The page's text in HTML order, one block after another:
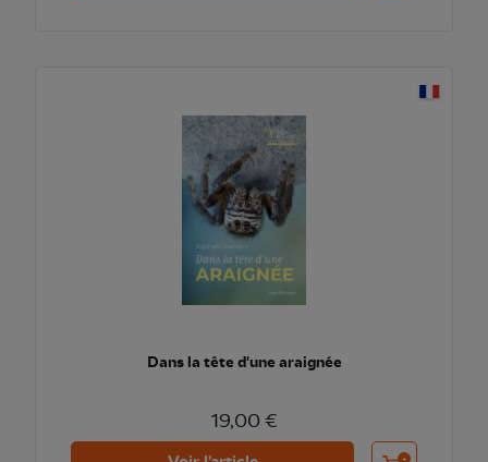
Dans la tête d'une araignée
19,00 €